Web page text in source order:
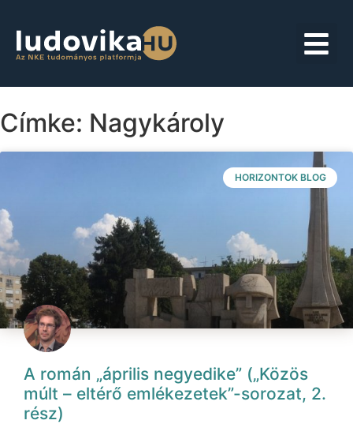
Címke: Nagykároly
HORIZONTOK BLOG
A román „április negyedike” („Közös
múlt – eltérő emlékezetek”-sorozat, 2.
rész)